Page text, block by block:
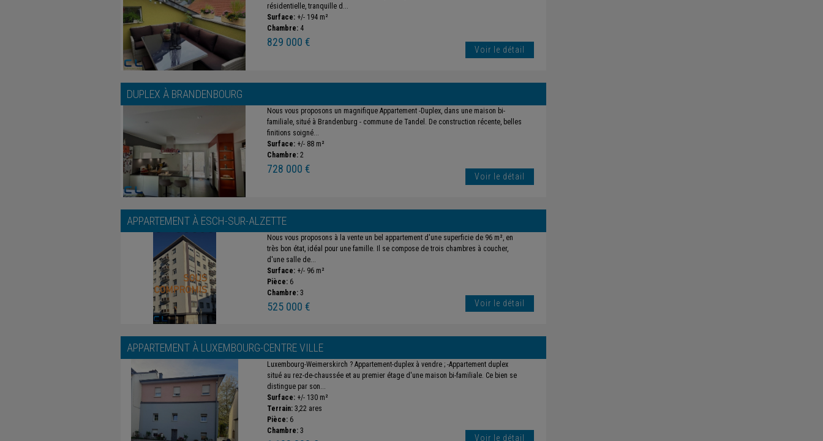
résidentielle, tranquille d...
Surface: +/- 194 m²
Chambre: 4
829 000 €
Voir le détail
DUPLEX À BRANDENBOURG
Nous vous proposons un magnifique Appartement -Duplex, dans une maison bi-
familiale, situé à Brandenburg - commune de Tandel. De construction récente, belles
finitions soigné...
Surface: +/- 88 m²
Chambre: 2
728 000 €
Voir le détail
APPARTEMENT À ESCH-SUR-ALZETTE
Nous vous proposons à la vente un bel appartement d'une superficie de 96 m², en
très bon état, idéal pour une famille. Il se compose de trois chambres à coucher,
d'une salle de...
Surface: +/- 96 m²
Pièce: 6
Chambre: 3
525 000 € Voir le détail
APPARTEMENT À LUXEMBOURG-CENTRE VILLE
Luxembourg-Weimerskirch ? Appartement-duplex à vendre ; -Appartement duplex
situé au rez-de-chaussée et au premier étage d'une maison bi-familiale. Ce bien se
distingue par son...
Surface: +/- 130 m²
Terrain: 3,22 ares
Pièce: 6
Chambre: 3
Voir le détail